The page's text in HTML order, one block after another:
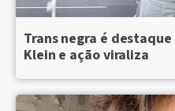
Trans negra é
Klein e ação viraliza